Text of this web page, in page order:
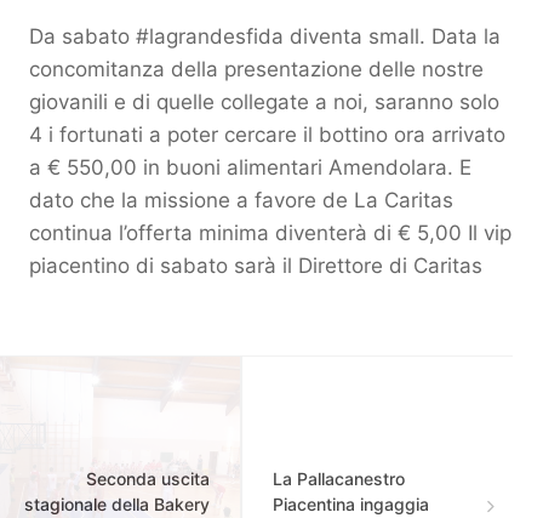
Da sabato #lagrandesfida diventa small. Data la
concomitanza della presentazione delle nostre
giovanili e di quelle collegate a noi, saranno solo
4 i fortunati a poter cercare il bottino ora arrivato
a € 550,00 in buoni alimentari Amendolara. E
dato che la missione a favore de La Caritas
continua l’offerta minima diventerà di € 5,00 Il vip
piacentino di sabato sarà il Direttore di Caritas
Seconda uscita
stagionale della Bakery
La Pallacanestro
Piacentina ingaggia